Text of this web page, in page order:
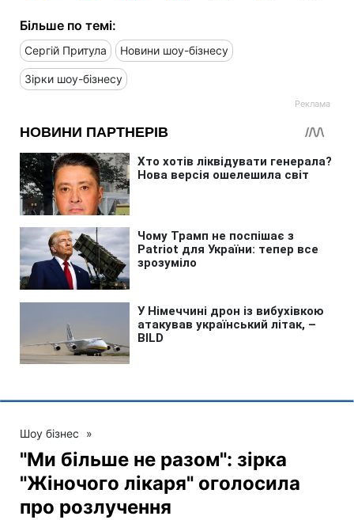
Більше по темі:
Сергій Притула Новини шоу-бізнесу
Зірки шоу-бізнесу
Шоу бізнес »
"Ми більше не разом": зірка
"Жіночого лікаря" оголосила
про розлучення